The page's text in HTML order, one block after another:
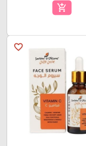
add_shopping_cart
favorite_border